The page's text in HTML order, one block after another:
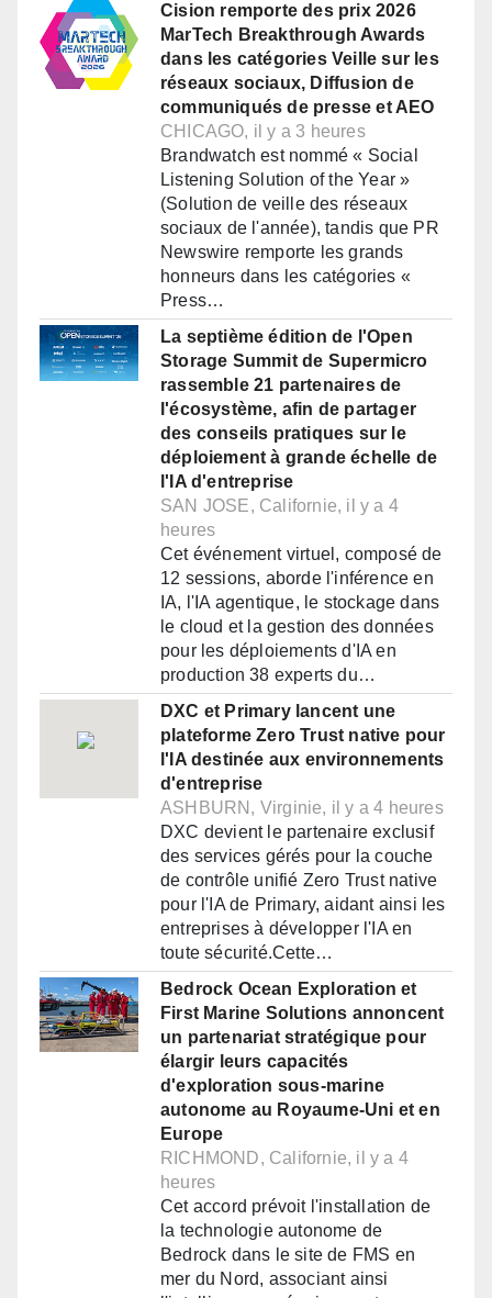
Cision remporte des prix 2026
MarTech Breakthrough Awards
dans les catégories Veille sur les
réseaux sociaux, Diffusion de
communiqués de presse et AEO
CHICAGO, il y a 3 heures
Brandwatch est nommé « Social
Listening Solution of the Year »
(Solution de veille des réseaux
sociaux de l'année), tandis que PR
Newswire remporte les grands
honneurs dans les catégories «
Press…
La septième édition de l'Open
Storage Summit de Supermicro
rassemble 21 partenaires de
l'écosystème, afin de partager
des conseils pratiques sur le
déploiement à grande échelle de
l'IA d'entreprise
SAN JOSE, Californie, il y a 4
heures
Cet événement virtuel, composé de
12 sessions, aborde l'inférence en
IA, l'IA agentique, le stockage dans
le cloud et la gestion des données
pour les déploiements d'IA en
production 38 experts du…
DXC et Primary lancent une
plateforme Zero Trust native pour
l'IA destinée aux environnements
d'entreprise
ASHBURN, Virginie, il y a 4 heures
DXC devient le partenaire exclusif
des services gérés pour la couche
de contrôle unifié Zero Trust native
pour l'IA de Primary, aidant ainsi les
entreprises à développer l'IA en
toute sécurité.Cette…
Bedrock Ocean Exploration et
First Marine Solutions annoncent
un partenariat stratégique pour
élargir leurs capacités
d'exploration sous-marine
autonome au Royaume-Uni et en
Europe
RICHMOND, Californie, il y a 4
heures
Cet accord prévoit l'installation de
la technologie autonome de
Bedrock dans le site de FMS en
mer du Nord, associant ainsi